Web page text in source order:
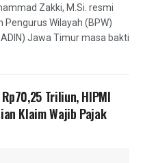
Zakki, M.Si. resmi
Pengurus Wilayah (BPW)
Jawa Timur masa bakti
Triliun, HIPMI
Klaim Wajib Pajak